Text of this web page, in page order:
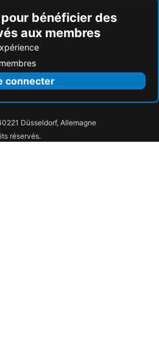
bénéficier des
aux membres
connecter
Düsseldorf, Allemagne
réservés.